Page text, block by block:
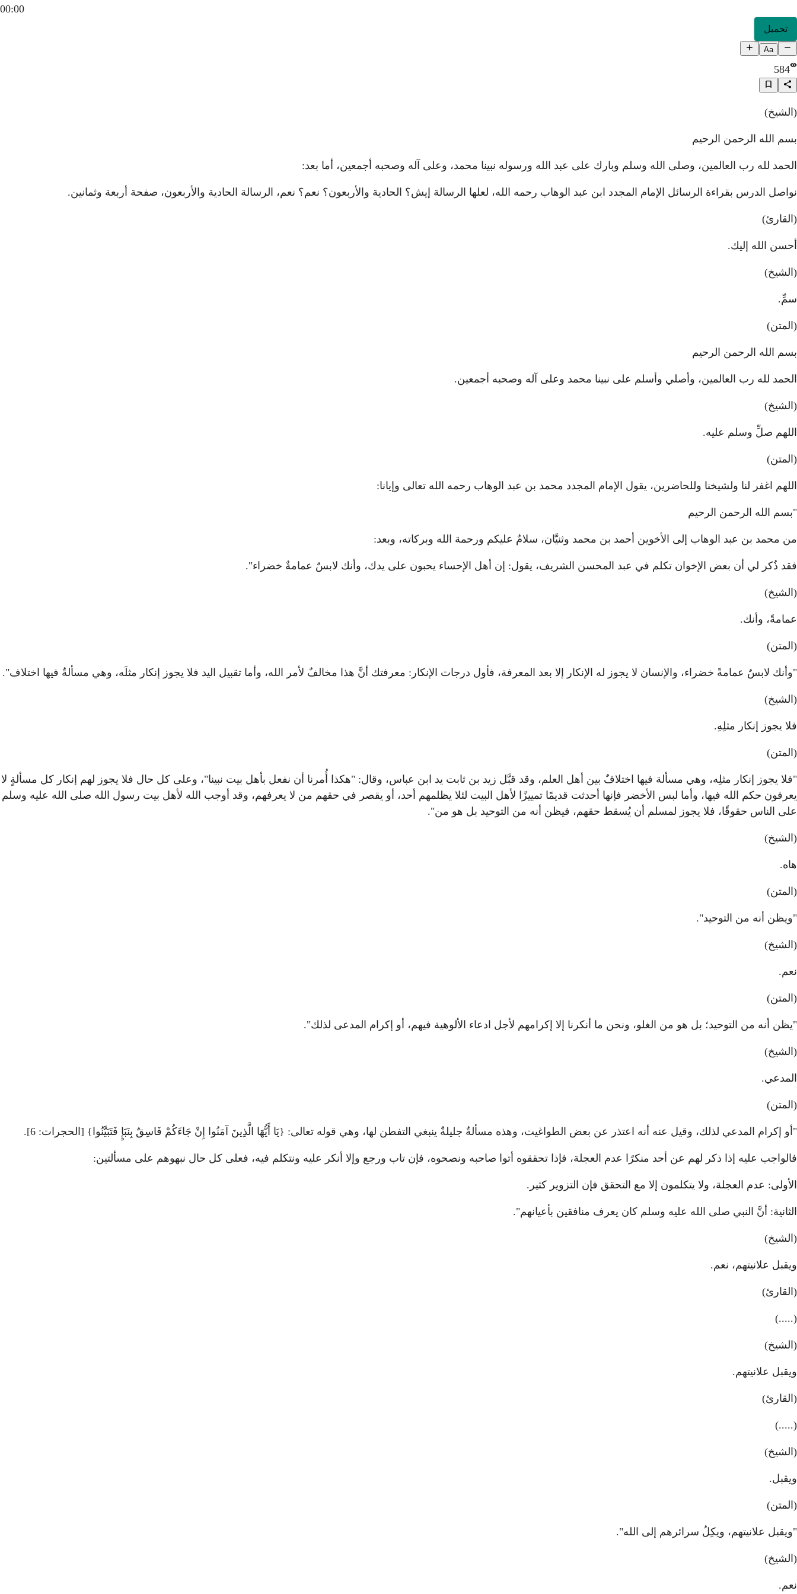
00:00
تحميل
Aa
584
(الشيخ)
بسم الله الرحمن الرحيم
الحمد لله رب العالمين، وصلى الله وسلم وبارك على عبد الله ورسوله نبينا محمد، وعلى آله وصحبه أجمعين، أما بعد:
نواصل الدرس بقراءة الرسائل الإمام المجدد ابن عبد الوهاب رحمه الله، لعلها الرسالة إيش؟ الحادية والأربعون؟ نعم؟ نعم، الرسالة الحادية والأربعون، صفحة أربعة وثمانين.
(القارئ)
أحسن الله إليك.
(الشيخ)
سمِّ.
(المتن)
بسم الله الرحمن الرحيم
الحمد لله رب العالمين، وأصلي وأسلم على نبينا محمد وعلى آله وصحبه أجمعين.
(الشيخ)
اللهم صلِّ وسلم عليه.
(المتن)
اللهم اغفر لنا ولشيخنا وللحاضرين، يقول الإمام المجدد محمد بن عبد الوهاب رحمه الله تعالى وإيانا:
"بسم الله الرحمن الرحيم
من محمد بن عبد الوهاب إلى الأخوين أحمد بن محمد وثنيَّان، سلامٌ عليكم ورحمة الله وبركاته، وبعد:
فقد ذُكر لي أن بعض الإخوان تكلم في عبد المحسن الشريف، يقول: إن أهل الإحساء يحبون على يدك، وأنك لابسٌ عمامةٌ خضراء".
(الشيخ)
عمامةً، وأنك.
(المتن)
"وأنك لابسٌ عمامةً خضراء، والإنسان لا يجوز له الإنكار إلا بعد المعرفة، فأول درجات الإنكار: معرفتك أنَّ هذا مخالفٌ لأمر الله، وأما تقبيل اليد فلا يجوز إنكار مثلَه، وهي مسألةٌ فيها اختلاف".
(الشيخ)
فلا يجوز إنكار مثلِهِ.
(المتن)
"فلا يجوز إنكار مثلِه، وهي مسألة فيها اختلافٌ بين أهل العلم، وقد قبَّل زيد بن ثابت يد ابن عباس، وقال: "هكذا أُمرنا أن نفعل بأهل بيت نبينا"، وعلى كل حال فلا يجوز لهم إنكار كل مسألةٍ لا
يعرفون حكم الله فيها، وأما لبس الأخضر فإنها أحدثت قديمًا تمييزًا لأهل البيت لئلا يظلمهم أحد، أو يقصر في حقهم من لا يعرفهم، وقد أوجب الله لأهل بيت رسول الله صلى الله عليه وسلم
على الناس حقوقًا، فلا يجوز لمسلم أن يُسقط حقهم، فيظن أنه من التوحيد بل هو من".
(الشيخ)
هاه.
(المتن)
"ويظن أنه من التوحيد".
(الشيخ)
نعم.
(المتن)
"يظن أنه من التوحيد؛ بل هو من الغلو، ونحن ما أنكرنا إلا إكرامهم لأجل ادعاء الألوهية فيهم، أو إكرام المدعى لذلك".
(الشيخ)
المدعي.
(المتن)
"أو إكرام المدعي لذلك، وقيل عنه أنه اعتذر عن بعض الطواغيت، وهذه مسألةٌ جليلةٌ ينبغي التفطن لها، وهي قوله تعالى: {يَا أَيُّهَا الَّذِينَ آمَنُوا إِنْ جَاءَكُمْ فَاسِقٌ بِنَبَإٍ فَتَبَيَّنُوا} [الحجرات: 6].
فالواجب عليه إذا ذكر لهم عن أحد منكرًا عدم العجلة، فإذا تحققوه أتوا صاحبه ونصحوه، فإن تاب ورجع وإلا أنكر عليه ونتكلم فيه، فعلى كل حال نبهوهم على مسألتين:
الأولى: عدم العجلة، ولا يتكلمون إلا مع التحقق فإن التزوير كثير.
الثانية: أنَّ النبي صلى الله عليه وسلم كان يعرف منافقين بأعيانهم".
(الشيخ)
ويقبل علانيتهم، نعم.
(القارئ)
(.....)
(الشيخ)
ويقبل علانيتهم.
(القارئ)
(.....)
(الشيخ)
ويقبل.
(المتن)
"ويقبل علانيتهم، ويكِلُ سرائرهم إلى الله".
(الشيخ)
نعم.